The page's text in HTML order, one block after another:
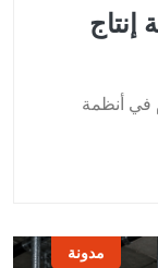
إنتاج
مدونة